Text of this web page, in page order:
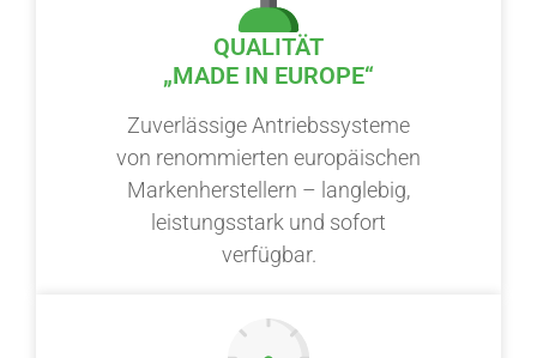
QUALITÄT
„MADE IN EUROPE“
Zuverlässige Antriebssysteme
von renommierten europäischen
Markenherstellern – langlebig,
leistungsstark und sofort
verfügbar.